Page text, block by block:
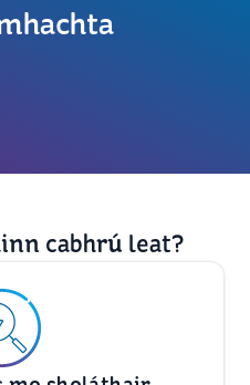
cabhrú leat?